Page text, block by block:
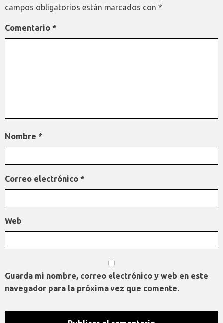
campos obligatorios están marcados con *
Comentario *
Nombre *
Correo electrónico *
Web
Guarda mi nombre, correo electrónico y web en este
navegador para la próxima vez que comente.